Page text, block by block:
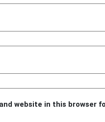
website in this browser